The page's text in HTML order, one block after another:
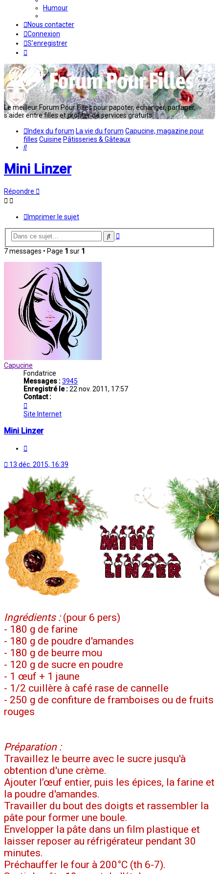
Humour
Nous contacter
Connexion
S’enregistrer
Le meilleur Forum Pour Filles pour papoter, échanger, partager,
s'aider entre filles et profiter de services gratuits...
Index du forum La vie du forum Capucine, magazine pour
filles Cuisine Pâtisseries & Gâteaux
Rechercher
Mini Linzer
Répondre
Imprimer le sujet
Rechercher
Recherche
7 messages • Page 1 sur 1
Capucine
Fondatrice
Messages :3945
Enregistré le :22 nov. 2011, 17:57
Contact :
Capucine
Site Internet
Mini Linzer
13 déc. 2015, 16:39
Ingrédients :(pour 6 pers)
- 180 g de farine
- 180 g de poudre d'amandes
- 180 g de beurre mou
- 120 g de sucre en poudre
- 1 œuf + 1 jaune
- 1/2 cuillère à café rase de cannelle
- 250 g de confiture de framboises ou de fruits
rouges
Préparation :
Travaillez le beurre avec le sucre jusqu'à
obtention d'une crème.
Ajouter l’œuf entier, puis les épices, la farine et
la poudre d'amandes.
Travailler du bout des doigts et rassembler la
pâte pour former une boule.
Envelopper la pâte dans un film plastique et
laisser reposer au réfrigérateur pendant 30
minutes.
Préchauffer le four à 200°C (th 6-7).